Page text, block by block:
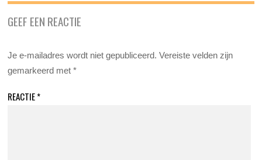
GEEF EEN REACTIE
Je e-mailadres wordt niet gepubliceerd. Vereiste velden zijn
gemarkeerd met*
REACTIE*